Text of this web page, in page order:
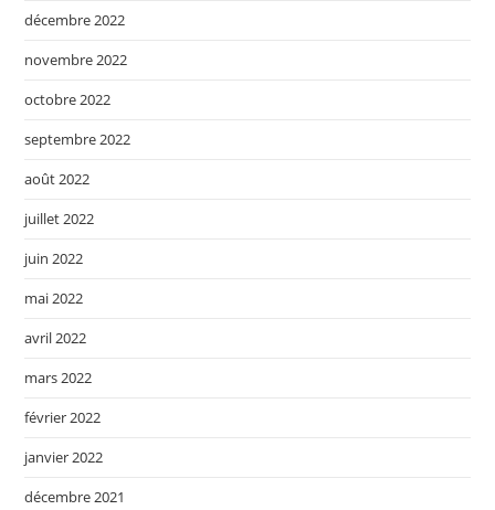
décembre 2022
novembre 2022
octobre 2022
septembre 2022
août 2022
juillet 2022
juin 2022
mai 2022
avril 2022
mars 2022
février 2022
janvier 2022
décembre 2021